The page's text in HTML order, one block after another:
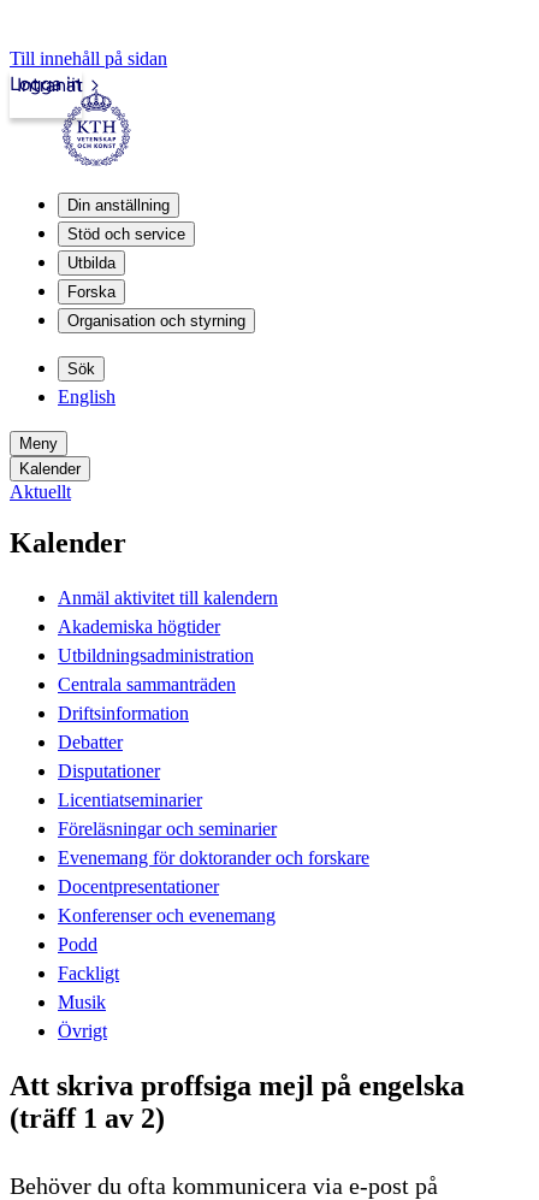
Till innehåll på sidan
Intranät
Logga in
Din anställning
Stöd och service
Utbilda
Forska
Organisation och styrning
Sök
English
Meny
Kalender
Aktuellt
Kalender
Anmäl aktivitet till kalendern
Akademiska högtider
Utbildningsadministration
Centrala sammanträden
Driftsinformation
Debatter
Disputationer
Licentiatseminarier
Föreläsningar och seminarier
Evenemang för doktorander och forskare
Docentpresentationer
Konferenser och evenemang
Podd
Fackligt
Musik
Övrigt
Att skriva proffsiga mejl på engelska
(träff 1 av 2)
Behöver du ofta kommunicera via e-post på